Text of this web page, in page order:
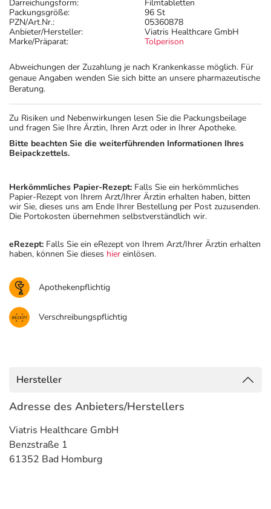
Darreichungsform:
Filmtabletten
Packungsgröße:
96 St
PZN/Art.Nr.:
05360878
Anbieter/Hersteller:
Viatris Healthcare GmbH
Marke/Präparat:
Tolperison
Abweichungen der Zuzahlung je nach Krankenkasse möglich. Für
genaue Angaben wenden Sie sich bitte an unsere pharmazeutische
Beratung.
Zu Risiken und Nebenwirkungen lesen Sie die Packungsbeilage
und fragen Sie Ihre Ärztin, Ihren Arzt oder in Ihrer Apotheke.
Bitte beachten Sie die weiterführenden Informationen Ihres
Beipackzettels.
Herkömmliches Papier-Rezept: Falls Sie ein herkömmliches
Papier-Rezept von Ihrem Arzt/Ihrer Ärztin erhalten haben, bitten
wir Sie, dieses uns am Ende Ihrer Bestellung per Post zuzusenden.
Die Portokosten übernehmen selbstverständlich wir.
eRezept: Falls Sie ein eRezept von Ihrem Arzt/Ihrer Ärztin erhalten
haben, können Sie dieses hier einlösen.
Apothekenpflichtig
Verschreibungspflichtig
Hersteller
Adresse des Anbieters/Herstellers
Viatris Healthcare GmbH
Benzstraße 1
61352 Bad Homburg